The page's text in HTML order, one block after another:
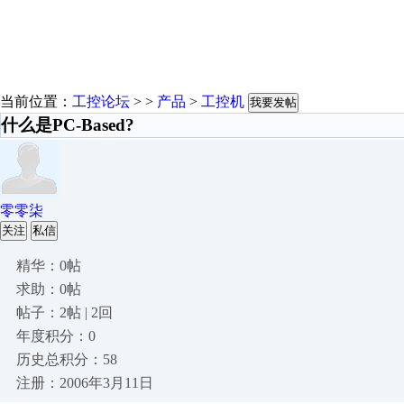
当前位置： 工控论坛 > > 产品 > 工控机 我要发帖
什么是PC-Based?
零零柒
关注 私信
精华：0帖
求助：0帖
帖子：2帖 | 2回
年度积分：0
历史总积分：58
注册：2006年3月11日